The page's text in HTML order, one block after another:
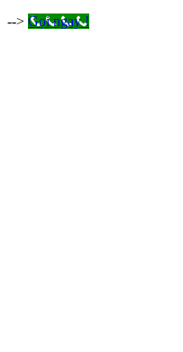
--> Gọi ngay !